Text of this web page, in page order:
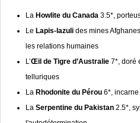
La Howlite du Canada 3.5*,
Le Lapis-lazuli des mines
les relations humaines
L’Œil de Tigre d’Australie 7*, doré
telluriques
La Rhodonite du Pérou 6*, incarne
La Serpentine du Pakistan 2.5*,